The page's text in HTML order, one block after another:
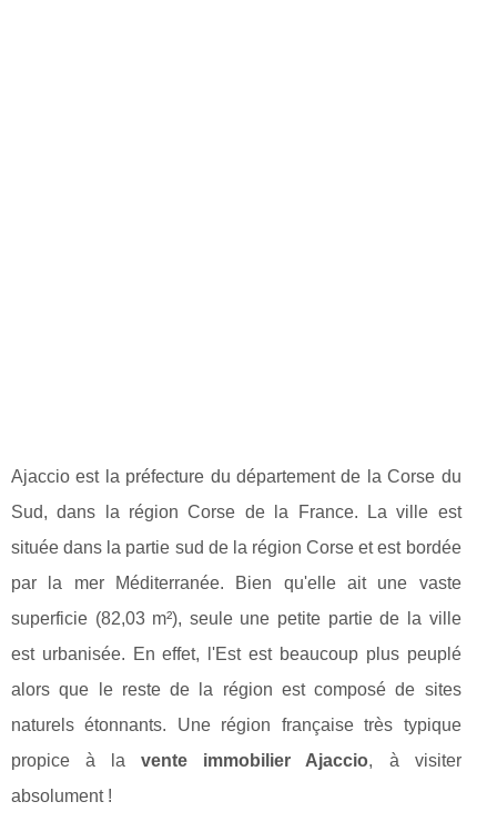
Ajaccio est la préfecture du département de la Corse du
Sud, dans la région Corse de la France. La ville est
située dans la partie sud de la région Corse et est bordée
par la mer Méditerranée. Bien qu'elle ait une vaste
superficie (82,03 m²), seule une petite partie de la ville
est urbanisée. En effet, l'Est est beaucoup plus peuplé
alors que le reste de la région est composé de sites
naturels étonnants. Une région française très typique
propice à lavente immobilier Ajaccio, à visiter
absolument !